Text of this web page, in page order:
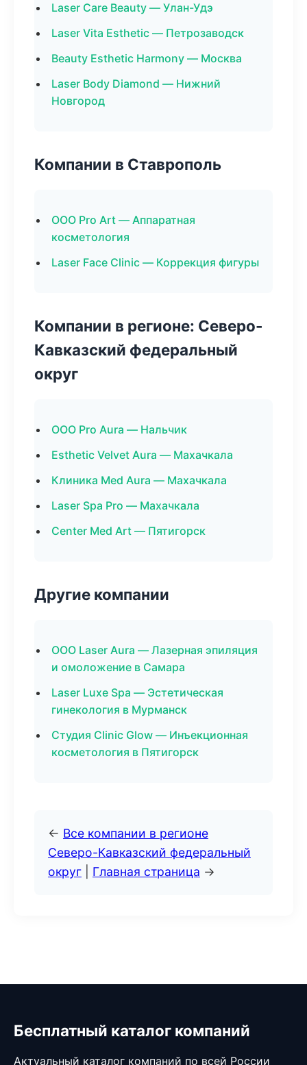
Laser Care Beauty — Улан-Удэ
Laser Vita Esthetic — Петрозаводск
Beauty Esthetic Harmony — Москва
Laser Body Diamond — Нижний
Новгород
Компании в Ставрополь
ООО Pro Art — Аппаратная
косметология
Laser Face Clinic — Коррекция фигуры
Компании в регионе: Северо-
Кавказский федеральный
округ
ООО Pro Aura — Нальчик
Esthetic Velvet Aura — Махачкала
Клиника Med Aura — Махачкала
Laser Spa Pro — Махачкала
Center Med Art — Пятигорск
Другие компании
ООО Laser Aura — Лазерная эпиляция
и омоложение в Самара
Laser Luxe Spa — Эстетическая
гинекология в Мурманск
Студия Clinic Glow — Инъекционная
косметология в Пятигорск
← Все компании в регионе
Северо-Кавказский федеральный
округ
Главная страница →
Бесплатный каталог компаний
Актуальный каталог компаний по всей России